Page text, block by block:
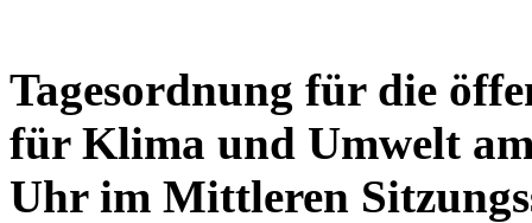
Tagesordnung für die
für Klima und Umwelt
Uhr im Mittleren